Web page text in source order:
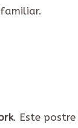
. Este